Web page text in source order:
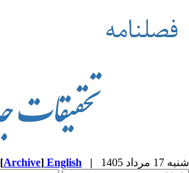
شنبه 17 مرداد 1405 |
English
[Archive]